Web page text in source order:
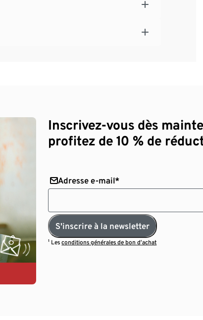
Inscrivez-vous dès
profitez de 10 % de
Adresse e-mail*
S'inscrire à la newsletter
¹ Lesconditions générales de bon d’achat